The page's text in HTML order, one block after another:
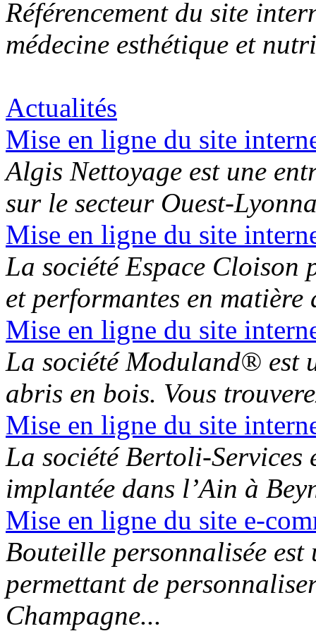
Référencement du site
médecine esthétique et
Actualités
Mise en ligne du site
Algis Nettoyage est une
sur le secteur Ouest-
Mise en ligne du site
La société Espace Cloison
et performantes en
Mise en ligne du site
La société Moduland® est
abris en bois. Vous
Mise en ligne du site
La société Bertoli-Services
implantée dans l’Ain à
Mise en ligne du site e-
Bouteille personnalisée est
permettant de
Champagne...